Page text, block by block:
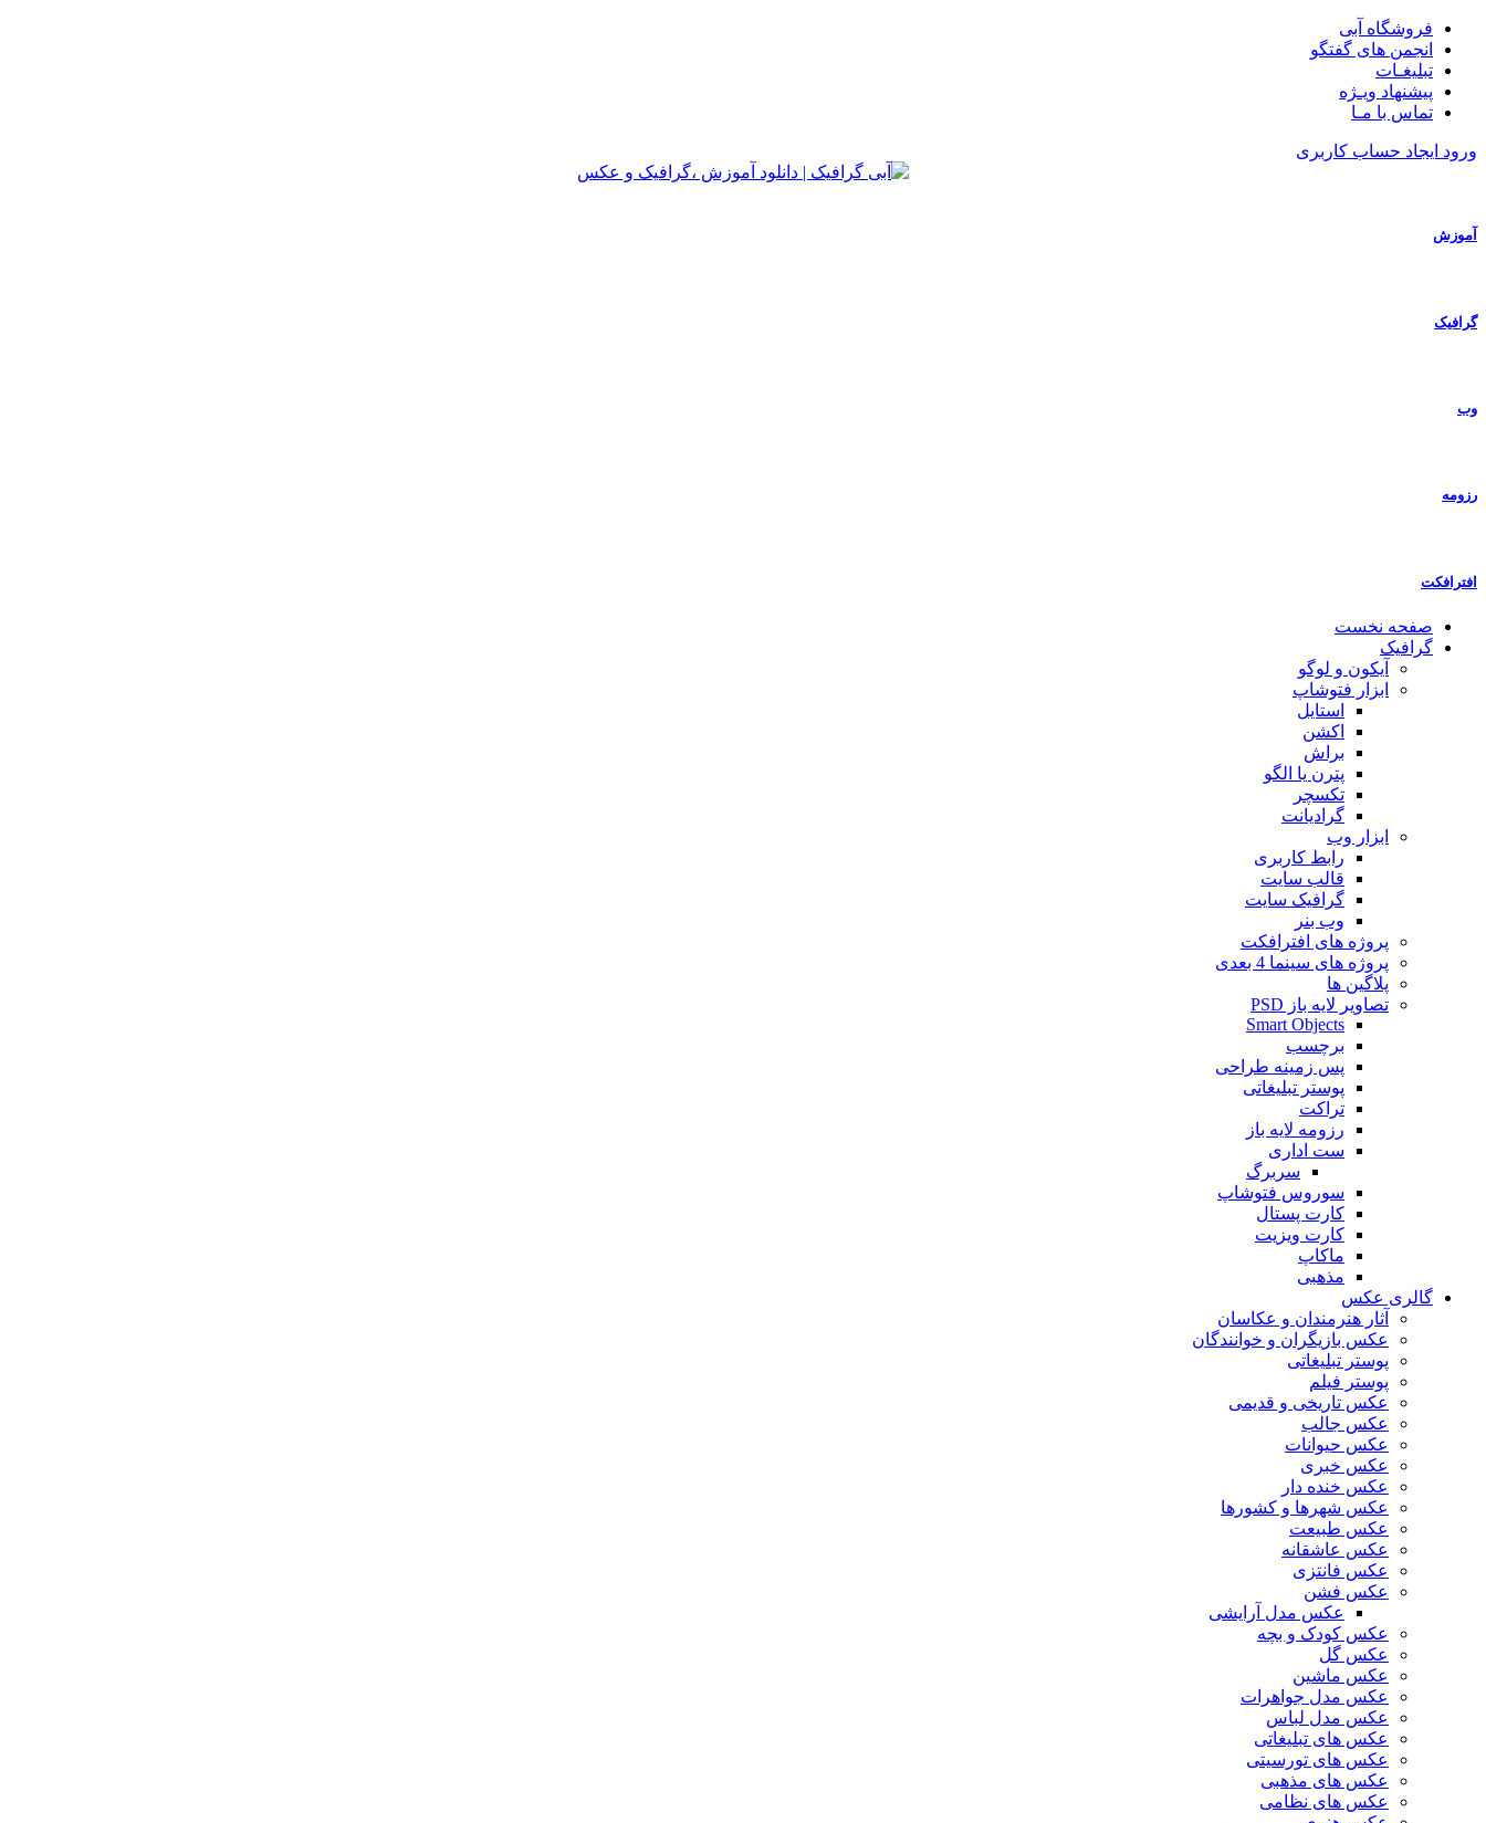
فروشگاه آبی
انجمن های گفتگو
تبلیغـات
پیشنهاد ویـژه
تماس با مـا
ورود ایجاد حساب کاربری
آموزش
گرافیک
وب
رزومه
افترافکت
صفحه نخست
گرافیک
آیکون و لوگو
ابزار فتوشاپ
استایل
اکشن
براش
پترن یا الگو
تکسچر
گرادیانت
ابزار وب
رابط کاربری
قالب سایت
گرافیک سایت
وب بنر
پروژه های افترافکت
پروژه های سینما 4 بعدی
پلاگین ها
تصاویر لایه باز PSD
Smart Objects
برچسب
پس زمینه طراحی
پوستر تبلیغاتی
تراکت
رزومه لایه باز
ست اداری
سربرگ
سوروس فتوشاپ
کارت پستال
کارت ویزیت
ماکاپ
مذهبی
گالری عکس
آثار هنرمندان و عکاسان
عکس بازیگران و خوانندگان
پوستر تبلیغاتی
پوستر فیلم
عکس تاریخی و قدیمی
عکس جالب
عکس حیوانات
عکس خبری
عکس خنده دار
عکس شهرها و کشورها
عکس طبیعت
عکس عاشقانه
عکس فانتزی
عکس فشن
عکس مدل آرایشی
عکس کودک و بچه
عکس گل
عکس ماشین
عکس مدل جواهرات
عکس مدل لباس
عکس های تبلیغاتی
عکس های تورسیتی
عکس های مذهبی
عکس های نظامی